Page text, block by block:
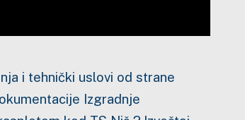
i tehnički uslovi od strane
Izgradnje